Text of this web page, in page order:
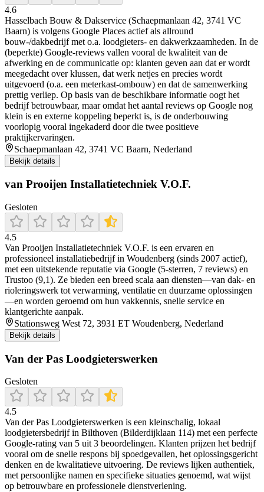
4.6
Hasselbach Bouw & Dakservice (Schaepmanlaan 42, 3741 VC
Baarn) is volgens Google Places actief als allround
bouw-/dakbedrijf met o.a. loodgieters- en dakwerkzaamheden. In de
(beperkte) Google-reviews vallen vooral de kwaliteit van de
afwerking en de communicatie op: klanten geven aan dat er wordt
meegedacht over klussen, dat werk netjes en precies wordt
uitgevoerd (o.a. een meterkast-ombouw) en dat de samenwerking
prettig verliep. Op basis van de beschikbare informatie oogt het
bedrijf betrouwbaar, maar omdat het aantal reviews op Google nog
klein is en externe koppeling beperkt is, is de onderbouwing
voorlopig vooral ingekaderd door die twee positieve
praktijkervaringen.
Schaepmanlaan 42, 3741 VC Baarn, Nederland
Bekijk details
van Prooijen Installatietechniek V.O.F.
Gesloten
4.5
Van Prooijen Installatietechniek V.O.F. is een ervaren en
professioneel installatiebedrijf in Woudenberg (sinds 2007 actief),
met een uitstekende reputatie via Google (5‑sterren, 7 reviews) en
Trustoo (9,1). Ze bieden een breed scala aan diensten—van dak- en
rioleringswerk tot verwarming, ventilatie en duurzame oplossingen
—en worden geroemd om hun vakkennis, snelle service en
klantgerichte aanpak.
Stationsweg West 72, 3931 ET Woudenberg, Nederland
Bekijk details
Van der Pas Loodgieterswerken
Gesloten
4.5
Van der Pas Loodgieterswerken is een kleinschalig, lokaal
loodgietersbedrijf in Bilthoven (Bilderdijklaan 114) met een perfecte
Google-rating van 5 uit 3 beoordelingen. Klanten prijzen het bedrijf
vooral om de snelle respons bij spoedgevallen, het oplossingsgericht
denken en de kwalitatieve uitvoering. De reviews lijken authentiek,
met persoonlijke namen en specifieke situaties genoemd, wat wijst
op betrouwbare en professionele dienstverlening.